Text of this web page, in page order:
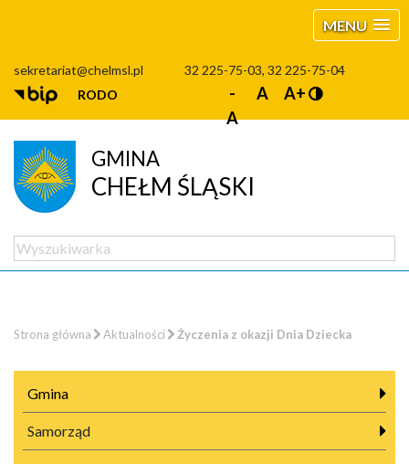
MENU
sekretariat@chelmsl.pl
32 225-75-03, 32 225-75-04
RODO
-
A
A A+
GMINA
CHEŁM ŚLĄSKI
Strona główna Aktualności Życzenia z okazji Dnia Dziecka
Gmina
Samorząd